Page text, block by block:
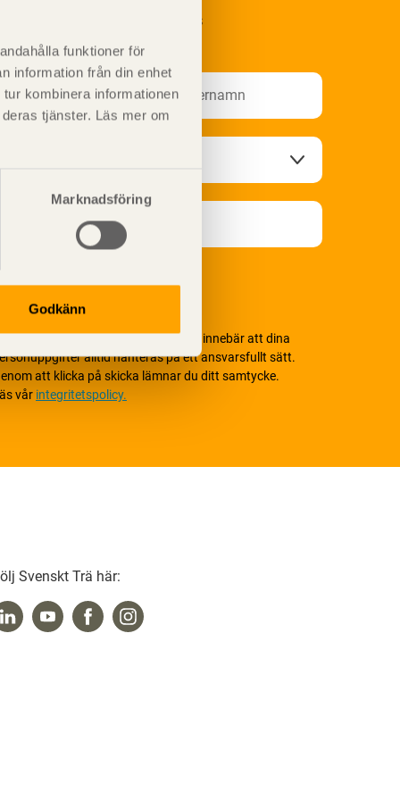
funktioner för
information från din enhet
kombinera informationen
tjänster. Läs mer om
Marknadsföring
Godkänn
på Svenskt Träs
värnar om personlig integritet vilket innebär att dina
alltid hanteras på ett ansvarsfullt sätt.
att klicka på skicka lämnar du ditt samtycke.
vår integritetspolicy.
Svenskt Trä här: